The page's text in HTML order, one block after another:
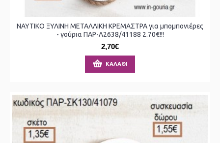
ΝΑΥΤΙΚΟ ΞΥΛΙΝΗ ΜΕΤΑΛΛΙΚΗ ΚΡΕΜΑΣΤΡΑ για μπομπονιέρες
- γούρια ΠΑΡ-Λ2638/41188 2.70€!!!
2,70€
ΚΑΛΆΘΙ